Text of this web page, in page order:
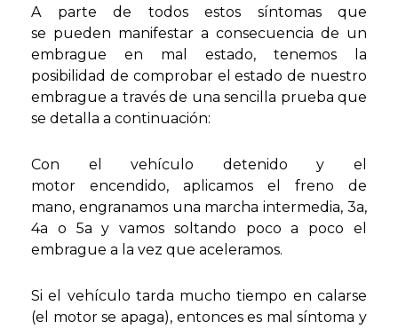
A parte de todos estos síntomas que
se pueden manifestar a consecuencia de un
embrague en mal estado, tenemos la
posibilidad de comprobar el estado de nuestro
embrague a través de una sencilla prueba que
se detalla a continuación:
Con el vehículo detenido y el
motor encendido, aplicamos el freno de
mano, engranamos una marcha intermedia, 3a,
4a o 5a y vamos soltando poco a poco el
embrague a la vez que aceleramos.
Si el vehículo tarda mucho tiempo en calarse
(el motor se apaga), entonces es mal síntoma y